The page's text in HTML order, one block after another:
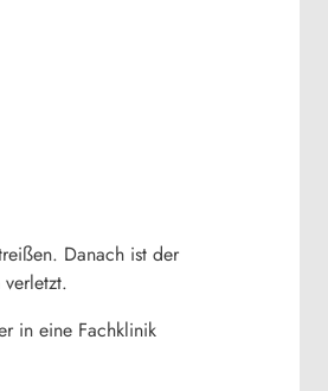
Danach ist der
in eine Fachklinik